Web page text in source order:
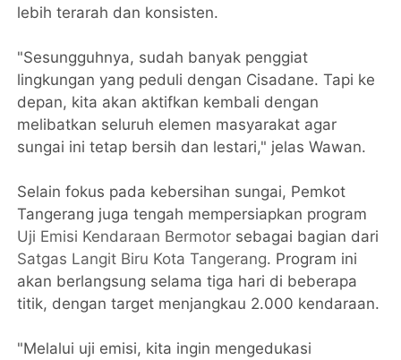
lebih terarah dan konsisten.
"Sesungguhnya, sudah banyak penggiat
lingkungan yang peduli dengan Cisadane. Tapi ke
depan, kita akan aktifkan kembali dengan
melibatkan seluruh elemen masyarakat agar
sungai ini tetap bersih dan lestari," jelas Wawan.
Selain fokus pada kebersihan sungai, Pemkot
Tangerang juga tengah mempersiapkan program
Uji Emisi Kendaraan Bermotor sebagai bagian dari
Satgas Langit Biru Kota Tangerang. Program ini
akan berlangsung selama tiga hari di beberapa
titik, dengan target menjangkau 2.000 kendaraan.
"Melalui uji emisi, kita ingin mengedukasi